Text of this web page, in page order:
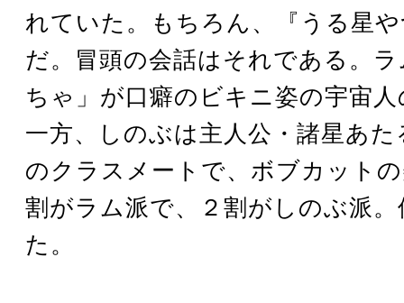
れていた。もちろん、『うる星
だ。冒頭の会話はそれである。
ちゃ」が口癖のビキニ姿の宇宙
一方、しのぶは主人公・諸星あ
のクラスメートで、ボブカット
割がラム派で、２割がしのぶ派
た。